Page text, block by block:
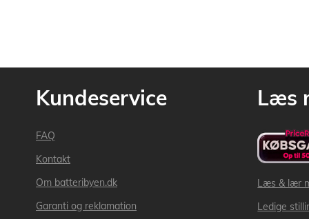
Kundeservice
FAQ
Kontakt
Om batteribyen.dk
Garanti og reklamation
Læs
Læs & lær
Ledige